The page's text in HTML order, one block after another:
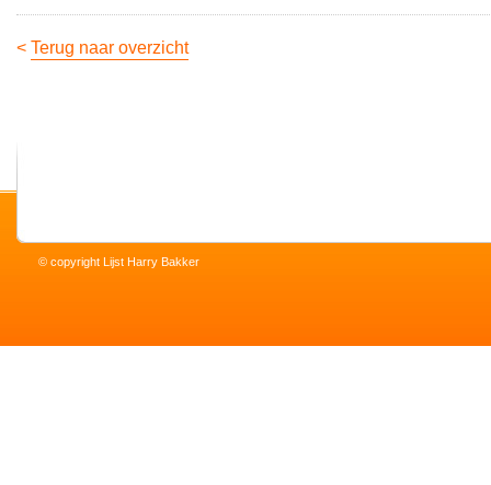
< Terug naar overzicht
© copyright Lijst Harry Bakker